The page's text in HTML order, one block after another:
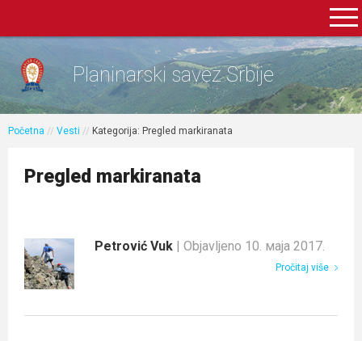
Planinarski savez Srbije
Početna // Vesti // Kategorija: Pregled markiranata
Pregled markiranata
Petrović Vuk | Objavljeno 10. маја 2017.
Pročitaj više